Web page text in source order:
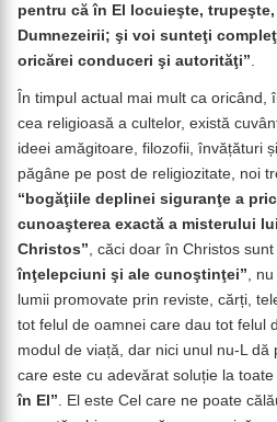
pentru că în El locuieşte,
Dumnezeirii; şi voi sunteţi
oricărei conduceri şi autorităţi”
În timpul actual mai mult ca oricând,
cea religioasă a cultelor, există
ideei amăgitoare, filozofii, învățături
păgâne pe post de religiozitate, noi
“bogăţiile deplinei siguranţe a
cunoaşterea exactă a misterului
Christos”, căci doar în Christos
înţelepciuni şi ale cunoştinţei”,
lumii promovate prin reviste, cărți,
tot felul de oamnei care dau tot felul
modul de viață, dar nici unul nu-L dă
care este cu adevărat soluție la
în El”. El este Cel care ne poate